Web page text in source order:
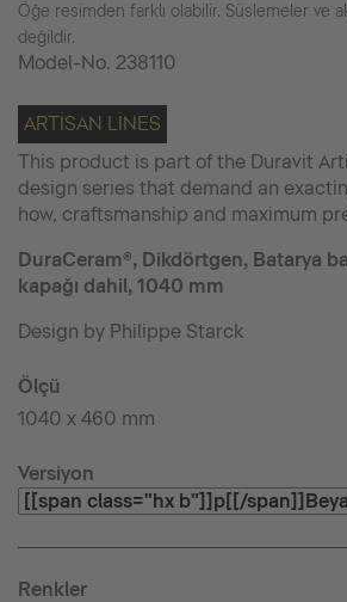
Öğe resimden farklı olabilir. Süslemeler ve
değildir.
Model-No. 238110
ARTISAN LINES
This product is part of the Duravit
design series that demand an
how, craftsmanship and maximum
DuraCeram®, Dikdörtgen, Batarya
kapağı dahil, 1040 mm
Design by Philippe Starck
Ölçü
1040 x 460 mm
Versiyon
Renkler